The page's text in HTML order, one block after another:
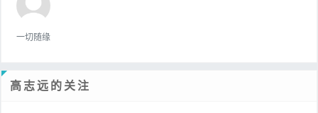
一切随缘
高志远的关注